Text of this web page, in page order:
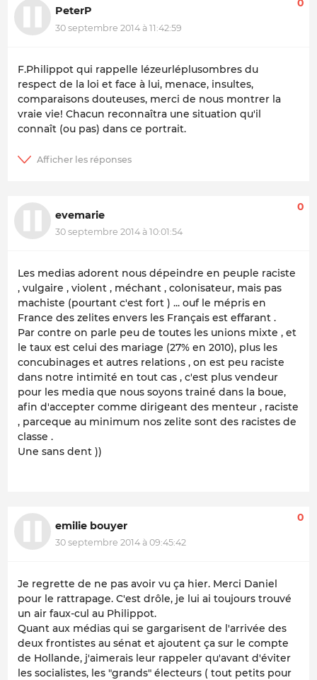
PeterP
30 septembre 2014 à 11:42:59
0
F.Philippot qui rappelle lézeurléplusombres du
respect de la loi et face à lui, menace, insultes,
comparaisons douteuses, merci de nous montrer la
vraie vie! Chacun reconnaîtra une situation qu'il
connaît (ou pas) dans ce portrait.
evemarie
30 septembre 2014 à 10:01:54
0
Les medias adorent nous dépeindre en peuple raciste
, vulgaire , violent , méchant , colonisateur, mais pas
machiste (pourtant c'est fort ) ... ouf le mépris en
France des zelites envers les Français est effarant .
Par contre on parle peu de toutes les unions mixte , et
le taux est celui des mariage (27% en 2010), plus les
concubinages et autres relations , on est peu raciste
dans notre intimité en tout cas , c'est plus vendeur
pour les media que nous soyons trainé dans la boue,
afin d'accepter comme dirigeant des menteur , raciste
, parceque au minimum nos zelite sont des racistes de
classe .
Une sans dent ))
emilie bouyer
30 septembre 2014 à 09:45:42
0
Je regrette de ne pas avoir vu ça hier. Merci Daniel
pour le rattrapage. C'est drôle, je lui ai toujours trouvé
un air faux-cul au Philippot.
Quant aux médias qui se gargarisent de l'arrivée des
deux frontistes au sénat et ajoutent ça sur le compte
de Hollande, j'aimerais leur rappeler qu'avant d'éviter
les socialistes, les "grands" électeurs ( tout petits pour